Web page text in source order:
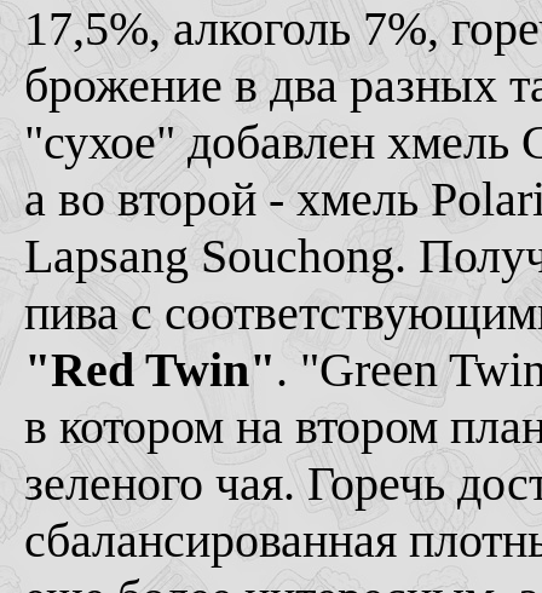
17,5%, алкоголь 7%,
брожение в два разных
"сухое" добавлен хмель
а во второй - хмель
Lapsang Souchong.
пива с
"Red Twin". "Green
в котором на втором
зеленого чая. Горечь
сбалансированная